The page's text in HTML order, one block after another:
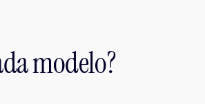
modelo?